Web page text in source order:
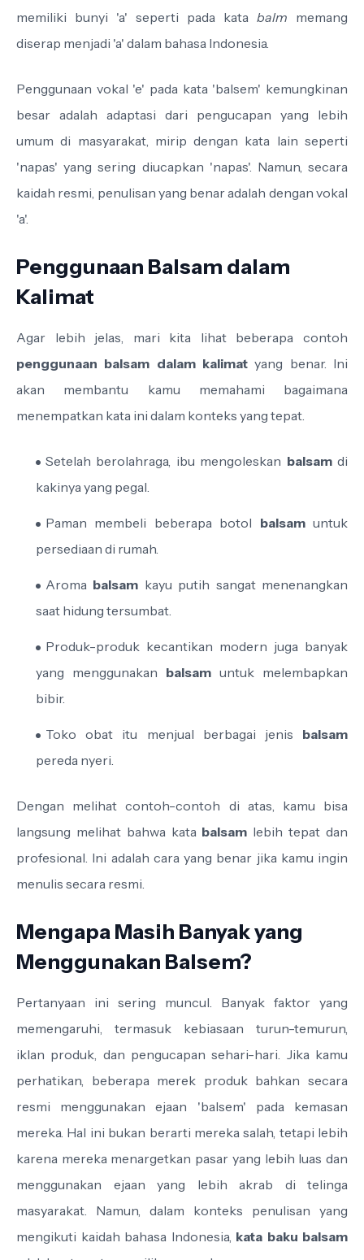
memiliki bunyi 'a' seperti pada kata balm memang
diserap menjadi 'a' dalam bahasa Indonesia.
Penggunaan vokal 'e' pada kata 'balsem' kemungkinan
besar adalah adaptasi dari pengucapan yang lebih
umum di masyarakat, mirip dengan kata lain seperti
'napas' yang sering diucapkan 'napas'. Namun, secara
kaidah resmi, penulisan yang benar adalah dengan vokal
'a'.
Penggunaan Balsam dalam
Kalimat
Agar lebih jelas, mari kita lihat beberapa contoh
penggunaan balsam dalam kalimat yang benar. Ini
akan membantu kamu memahami bagaimana
menempatkan kata ini dalam konteks yang tepat.
Setelah berolahraga, ibu mengoleskan balsamdi
kakinya yang pegal.
Paman membeli beberapa botol balsamuntuk
persediaan di rumah.
Aroma balsam kayu putih sangat menenangkan
saat hidung tersumbat.
Produk-produk kecantikan modern juga banyak
yang menggunakan balsam untuk melembapkan
bibir.
Toko obat itu menjual berbagai jenis balsam
pereda nyeri.
Dengan melihat contoh-contoh di atas, kamu bisa
langsung melihat bahwa kata balsam lebih tepat dan
profesional. Ini adalah cara yang benar jika kamu ingin
menulis secara resmi.
Mengapa Masih Banyak yang
Menggunakan Balsem?
Pertanyaan ini sering muncul. Banyak faktor yang
memengaruhi, termasuk kebiasaan turun-temurun,
iklan produk, dan pengucapan sehari-hari. Jika kamu
perhatikan, beberapa merek produk bahkan secara
resmi menggunakan ejaan 'balsem' pada kemasan
mereka. Hal ini bukan berarti mereka salah, tetapi lebih
karena mereka menargetkan pasar yang lebih luas dan
menggunakan ejaan yang lebih akrab di telinga
masyarakat. Namun, dalam konteks penulisan yang
mengikuti kaidah bahasa Indonesia, kata baku balsam